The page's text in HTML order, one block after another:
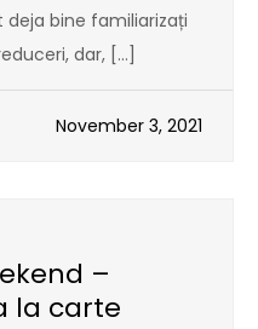
deja bine familiarizați
dar, […]
November 3, 2021
–
la carte